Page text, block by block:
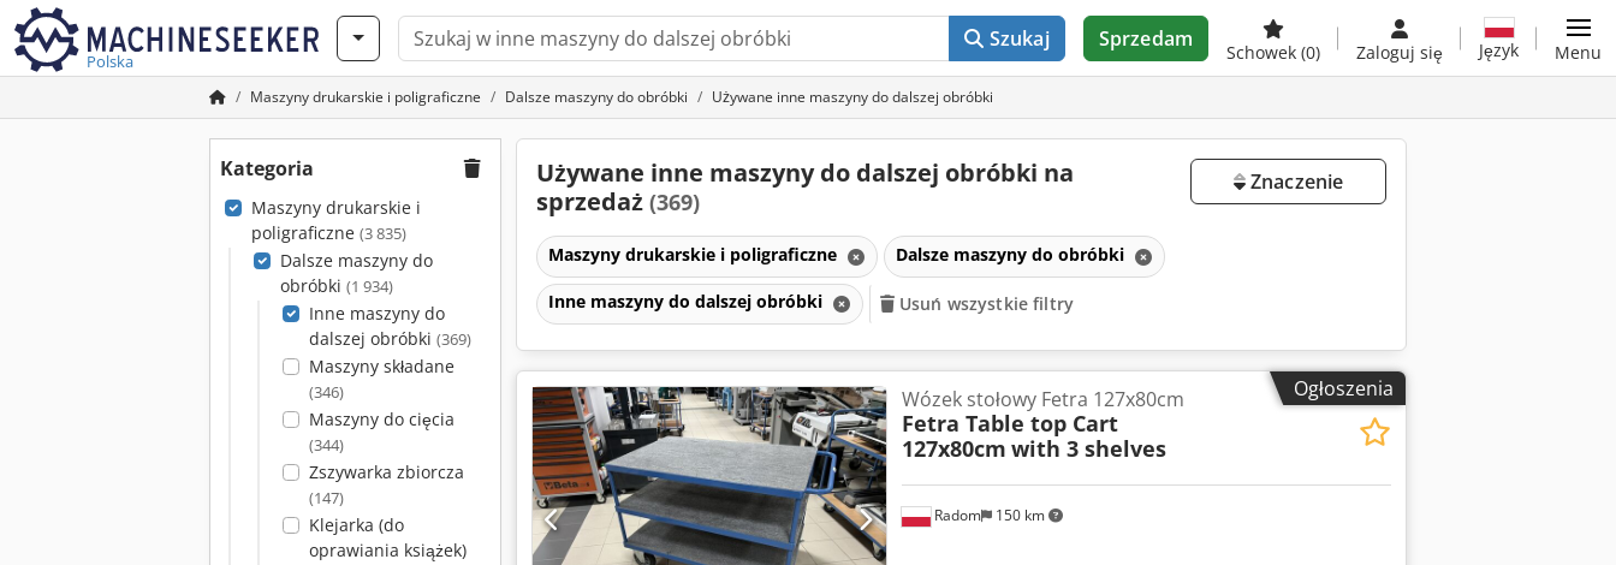
Polska
Szukaj Sprzedam
Schowek (0) Zaloguj się Język Menu
Maszyny drukarskie i poligraficzne Dalsze maszyny do obróbki Używane inne maszyny do dalszej obróbki
Kategoria
Maszyny drukarskie i
poligraficzne (3 835)
Dalsze maszyny do
obróbki (1 934)
Inne maszyny do
dalszej obróbki (369)
Maszyny składane
(346)
Maszyny do cięcia
(344)
Zszywarka zbiorcza
(147)
Klejarka (do
oprawiania książek)
Używane inne maszyny do dalszej obróbki na
sprzedaż (369)
Znaczenie
Maszyny drukarskie i poligraficzne Dalsze maszyny do obróbki
Inne maszyny do dalszej obróbki Usuń wszystkie filtry
Ogłoszenia
Radom 150 km
Wózek stołowy Fetra 127x80cm
Fetra Table top Cart
127x80cm with 3 shelves